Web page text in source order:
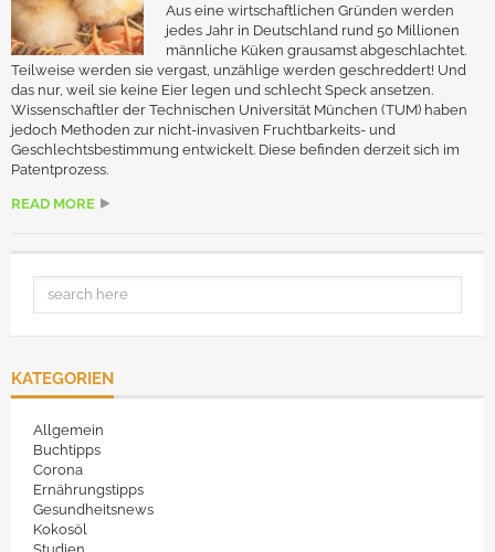
Aus eine wirtschaftlichen Gründen werden
jedes Jahr in Deutschland rund 50 Millionen
männliche Küken grausamst abgeschlachtet.
Teilweise werden sie vergast, unzählige werden geschreddert! Und
das nur, weil sie keine Eier legen und schlecht Speck ansetzen.
Wissenschaftler der Technischen Universität München (TUM) haben
jedoch Methoden zur nicht-invasiven Fruchtbarkeits- und
Geschlechtsbestimmung entwickelt. Diese befinden derzeit sich im
Patentprozess.
READ MORE
KATEGORIEN
Allgemein
Buchtipps
Corona
Ernährungstipps
Gesundheitsnews
Kokosöl